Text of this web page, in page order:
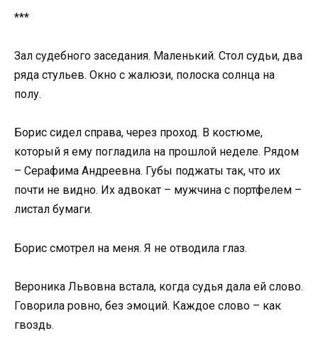
***
Зал судебного заседания. Маленький. Стол судьи, два
ряда стульев. Окно с жалюзи, полоска солнца на
полу.
Борис сидел справа, через проход. В костюме,
который я ему погладила на прошлой неделе. Рядом
– Серафима Андреевна. Губы поджаты так, что их
почти не видно. Их адвокат – мужчина с портфелем –
листал бумаги.
Борис смотрел на меня. Я не отводила глаз.
Вероника Львовна встала, когда судья дала ей слово.
Говорила ровно, без эмоций. Каждое слово – как
гвоздь.